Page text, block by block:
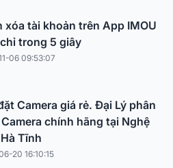
xóa tài khoản trên App IMOU
chỉ trong 5 giây
06 09:53:07
Camera giá rẻ. Đại Lý phân
chính hãng tại Nghệ
Tĩnh
20 16:10:15